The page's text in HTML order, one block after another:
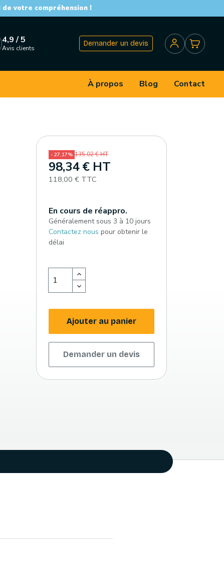
votre compréhension !
4,9 / 5
Avis clients
Demander un devis
À propos Blog Contact
- 27,17% 135,02 € HT
98,34 € HT
118,00 € TTC
En cours de réappro.
Généralement sous 3 à 10 jours
Contactez nous pour obtenir le
délai
Ajouter au panier
Demander un devis